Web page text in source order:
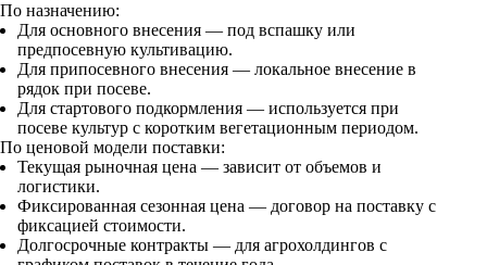
По назначению:
Для основного внесения — под вспашку или
предпосевную культивацию.
Для припосевного внесения — локальное внесение в
рядок при посеве.
Для стартового подкормления — используется при
посеве культур с коротким вегетационным периодом.
По ценовой модели поставки:
Текущая рыночная цена — зависит от объемов и
логистики.
Фиксированная сезонная цена — договор на поставку с
фиксацией стоимости.
Долгосрочные контракты — для агрохолдингов с